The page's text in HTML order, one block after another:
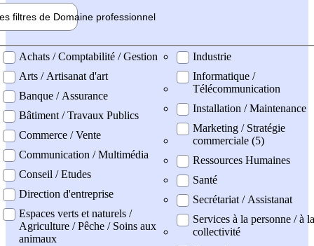
filtres de Domaine professionnel
professionel
Achats / Comptabilité / Gestion
Arts / Artisanat d'art
Banque / Assurance
Bâtiment / Travaux Publics
Commerce / Vente
Communication / Multimédia
Conseil / Etudes
Direction d'entreprise
Espaces verts et naturels /
Agriculture / Pêche / Soins aux
animaux
Industrie
Informatique /
Télécommunication
Installation / Maintenance
Marketing / Stratégie
commerciale (5)
Ressources Humaines
Santé
Secrétariat / Assistanat
Services à la personne / à la
collectivité